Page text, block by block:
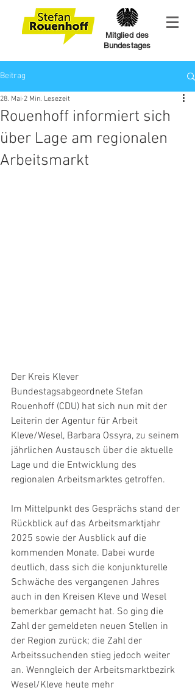
Mitglied des
Bundestages
Beitrag
Rouenhoff informiert sich
über Lage am regionalen
Arbeitsmarkt
28. Mai 2 Min. Lesezeit
Der Kreis Klever
Bundestagsabgeordnete Stefan
Rouenhoff (CDU) hat sich nun mit der
Leiterin der Agentur für Arbeit
Kleve/Wesel, Barbara Ossyra, zu seinem
jährlichen Austausch über die aktuelle
Lage und die Entwicklung des
regionalen Arbeitsmarktes getroffen.
Im Mittelpunkt des Gesprächs stand der
Rückblick auf das Arbeitsmarktjahr
2025 sowie der Ausblick auf die
kommenden Monate. Dabei wurde
deutlich, dass sich die konjunkturelle
Schwäche des vergangenen Jahres
auch in den Kreisen Kleve und Wesel
bemerkbar gemacht hat. So ging die
Zahl der gemeldeten neuen Stellen in
der Region zurück; die Zahl der
Arbeitssuchenden stieg jedoch weiter
an. Wenngleich der Arbeitsmarktbezirk
Wesel/Kleve heute mehr